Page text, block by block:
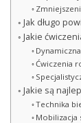
Jak długo
Jakie
Ćwiczenia
Jakie są
Technika
Mobilizacja